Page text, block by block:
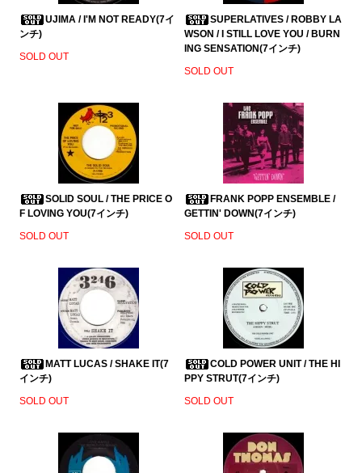
UJIMA / I'M NOT READY(7イ
ンチ)
SOLD OUT
SUPERLATIVES / ROBBY LA
WSON / I STILL LOVE YOU / BURN
ING SENSATION(7インチ)
SOLD OUT
SOLID SOUL / THE PRICE O
F LOVING YOU(7インチ)
SOLD OUT
FRANK POPP ENSEMBLE /
GETTIN' DOWN(7インチ)
SOLD OUT
MATT LUCAS / SHAKE IT(7
インチ)
SOLD OUT
COLD POWER UNIT / THE HI
PPY STRUT(7インチ)
SOLD OUT